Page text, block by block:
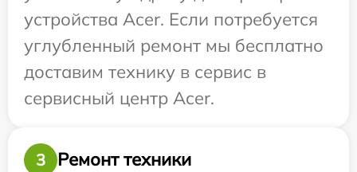
устройства Acer. Если потребуется
углубленный ремонт мы бесплатно
доставим технику в сервис в
сервисный центр Acer.
3
Ремонт техники